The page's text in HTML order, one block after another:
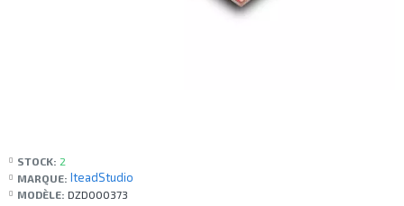
STOCK: 2
MARQUE: IteadStudio
MODÈLE: DZD000373